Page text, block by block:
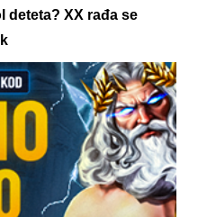
deteta? XX rađa se